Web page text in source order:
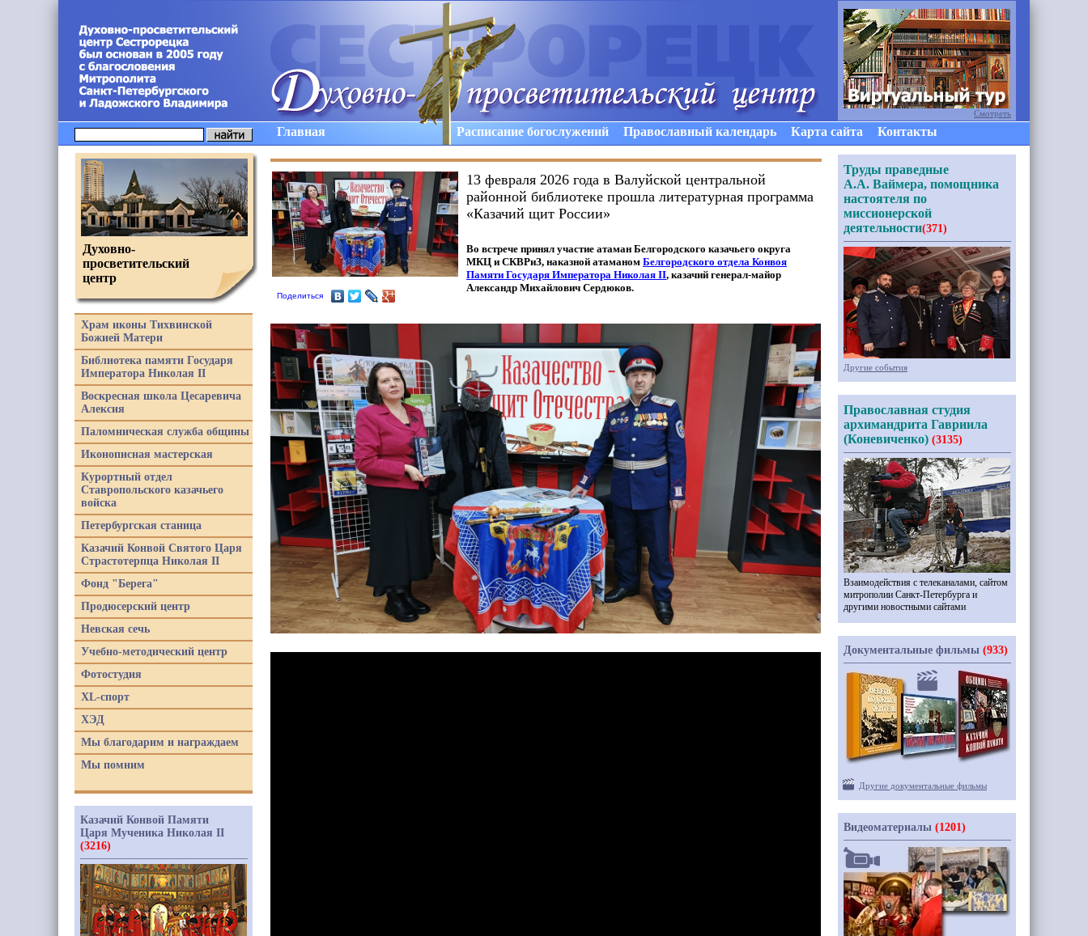
Главная Расписание богослужений Православный календарь Карта сайта Контакты
Поделиться
13 февраля 2026 года в Валуйской центральной
районной библиотеке прошла литературная программа
«Казачий щит России»
Во встрече принял участие атаман Белгородского казачьего округа
МКЦ и СКВРиЗ, наказной атаманом Белгородского отдела Конвоя
Памяти Государя Императора Николая II, казачий генерал-майор
Александр Михайлович Сердюков.
Духовно-
просветительский
центр
Храм иконы Тихвинской
Божией Матери
Библиотека памяти Государя
Императора Николая II
Воскресная школа Цесаревича
Алексия
Паломническая служба общины
Иконописная мастерская
Курортный отдел
Ставропольского казачьего
войска
Петербургская станица
Казачий Конвой Святого Царя
Страстотерпца Николая II
Фонд "Берега"
Продюсерский центр
Невская сечь
Учебно-методический центр
Фотостудия
XL-спорт
ХЭД
Мы благодарим и награждаем
Мы помним
Казачий Конвой Памяти
Царя Мученика Николая II
(3216)
Смотреть
Труды праведные
А.А. Ваймера, помощника
настоятеля по
миссионерской
деятельности(371)
Другие события
Православная студия
архимандрита Гавриила
(Коневиченко) (3135)
Взаимодействия с телеканалами, сайтом
митрополии Санкт-Петербурга и
другими новостными сайтами
Документальные фильмы (933)
Другие документальные фильмы
Видеоматериалы (1201)